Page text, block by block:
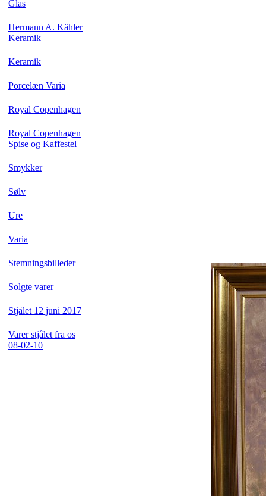
Glas
Hermann A. Kähler
Keramik
Keramik
Porcelæn Varia
Royal Copenhagen
Royal Copenhagen
Spise og Kaffestel
Smykker
Sølv
Ure
Varia
Stemningsbilleder
Solgte varer
Stjålet 12 juni 2017
Varer stjålet fra os
08-02-10